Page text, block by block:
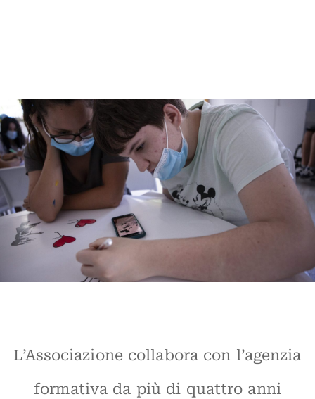
L’Associazione collabora con l’agenzia
formativa da più di quattro anni